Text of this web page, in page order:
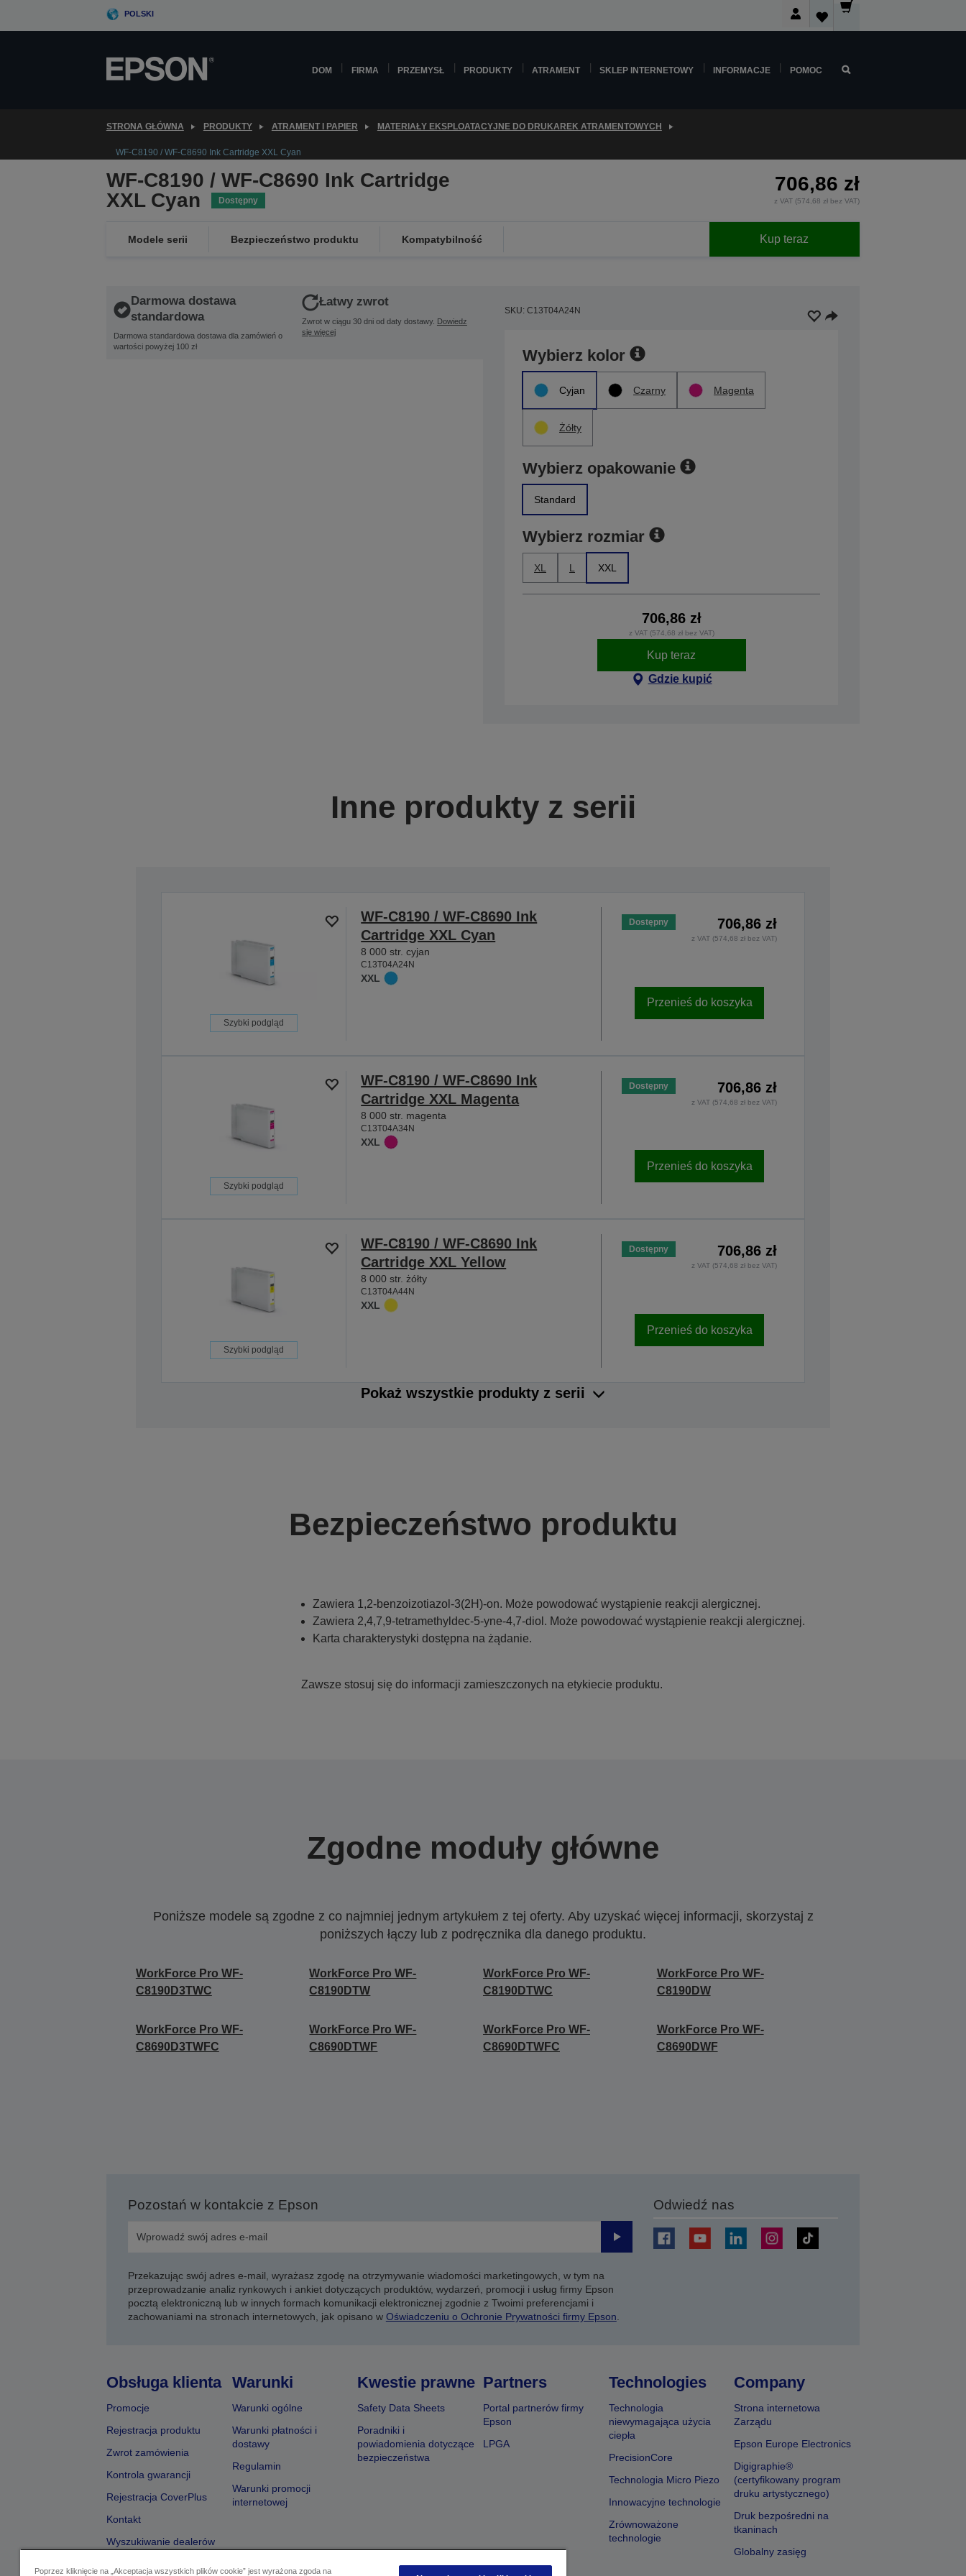
POLSKI
DOM FIRMA PRZEMYSŁ PRODUKTY ATRAMENT SKLEP INTERNETOWY INFORMACJE POMOC
STRONA GŁÓWNA PRODUKTY ATRAMENT I PAPIER MATERIAŁY EKSPLOATACYJNE DO DRUKAREK ATRAMENTOWYCH
WF-C8190 / WF-C8690 Ink Cartridge XXL Cyan
WF-C8190 / WF-C8690 Ink Cartridge
XXL Cyan
Dostępny
706,86 zł
z VAT (574,68 zł bez VAT)
Modele serii Bezpieczeństwo produktu Kompatybilność Kup teraz
Darmowa dostawa
standardowa
Darmowa standardowa dostawa dla zamówień o
wartości powyżej 100 zł
Łatwy zwrot
Zwrot w ciągu 30 dni od daty dostawy. Dowiedz
się więcej
SKU: C13T04A24N
Wybierz kolor
Cyjan Czarny Magenta
Żółty
Wybierz opakowanie
Standard
Wybierz rozmiar
XL L XXL
706,86 zł
z VAT (574,68 zł bez VAT)
Kup teraz
Gdzie kupić
Inne produkty z serii
Szybki podgląd
WF-C8190 / WF-C8690 Ink
Cartridge XXL Cyan
8 000 str. cyjan
C13T04A24N
XXL
Dostępny 706,86 zł
z VAT (574,68 zł bez VAT)
Przenieś do koszyka
Szybki podgląd
WF-C8190 / WF-C8690 Ink
Cartridge XXL Magenta
8 000 str. magenta
C13T04A34N
XXL
Dostępny 706,86 zł
z VAT (574,68 zł bez VAT)
Przenieś do koszyka
Szybki podgląd
WF-C8190 / WF-C8690 Ink
Cartridge XXL Yellow
8 000 str. żółty
C13T04A44N
XXL
Dostępny 706,86 zł
z VAT (574,68 zł bez VAT)
Przenieś do koszyka
Pokaż wszystkie produkty z serii
Bezpieczeństwo produktu
Zawiera 1,2-benzoizotiazol-3(2H)-on. Może powodować wystąpienie reakcji alergicznej.
Zawiera 2,4,7,9-tetramethyldec-5-yne-4,7-diol. Może powodować wystąpienie reakcji alergicznej.
Karta charakterystyki dostępna na żądanie.
Zawsze stosuj się do informacji zamieszczonych na etykiecie produktu.
Zgodne moduły główne
Poniższe modele są zgodne z co najmniej jednym artykułem z tej oferty. Aby uzyskać więcej informacji, skorzystaj z
poniższych łączy lub z podręcznika dla danego produktu.
WorkForce Pro WF-
C8190D3TWC
WorkForce Pro WF-
C8190DTW
WorkForce Pro WF-
C8190DTWC
WorkForce Pro WF-
C8190DW
WorkForce Pro WF-
C8690D3TWFC
WorkForce Pro WF-
C8690DTWF
WorkForce Pro WF-
C8690DTWFC
WorkForce Pro WF-
C8690DWF
Pozostań w kontakcie z Epson
Prześlij
Przekazując swój adres e-mail, wyrażasz zgodę na otrzymywanie wiadomości marketingowych, w tym na
przeprowadzanie analiz rynkowych i ankiet dotyczących produktów, wydarzeń, promocji i usług firmy Epson
pocztą elektroniczną lub w innych formach komunikacji elektronicznej zgodnie z Twoimi preferencjami i
zachowaniami na stronach internetowych, jak opisano w Oświadczeniu o Ochronie Prywatności firmy Epson
Odwiedź nas
Obsługa klienta
Promocje
Rejestracja produktu
Zwrot zamówienia
Kontrola gwarancji
Rejestracja CoverPlus
Kontakt
Wyszukiwanie dealerów
Warunki
Warunki ogólne
Warunki płatności i
dostawy
Regulamin
Warunki promocji
internetowej
Kwestie prawne
Safety Data Sheets
Poradniki i
powiadomienia dotyczące
bezpieczeństwa
Partners
Portal partnerów firmy
Epson
LPGA
Technologies
Technologia
niewymagająca użycia
ciepła
PrecisionCore
Technologia Micro Piezo
Innowacyjne technologie
Zrównoważone
technologie
Company
Strona internetowa
Zarządu
Epson Europe Electronics
Digigraphie®
(certyfikowany program
druku artystycznego)
Druk bezpośredni na
tkaninach
Globalny zasięg
Poprzez kliknięcie na „Akceptacja wszystkich plików cookie” jest wyrażona zgoda na